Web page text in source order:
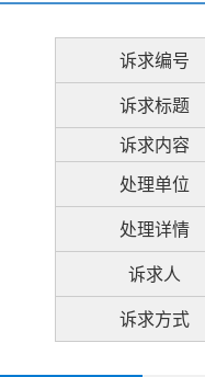
诉求编号
诉求标题
诉求内容
处理单位
处理详情
诉求人
诉求方式